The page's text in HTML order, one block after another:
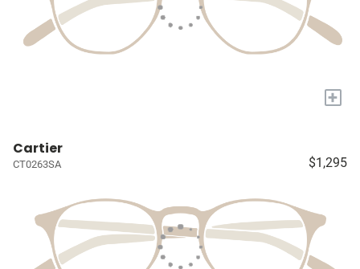
+
Cartier
CT0263SA $1,295